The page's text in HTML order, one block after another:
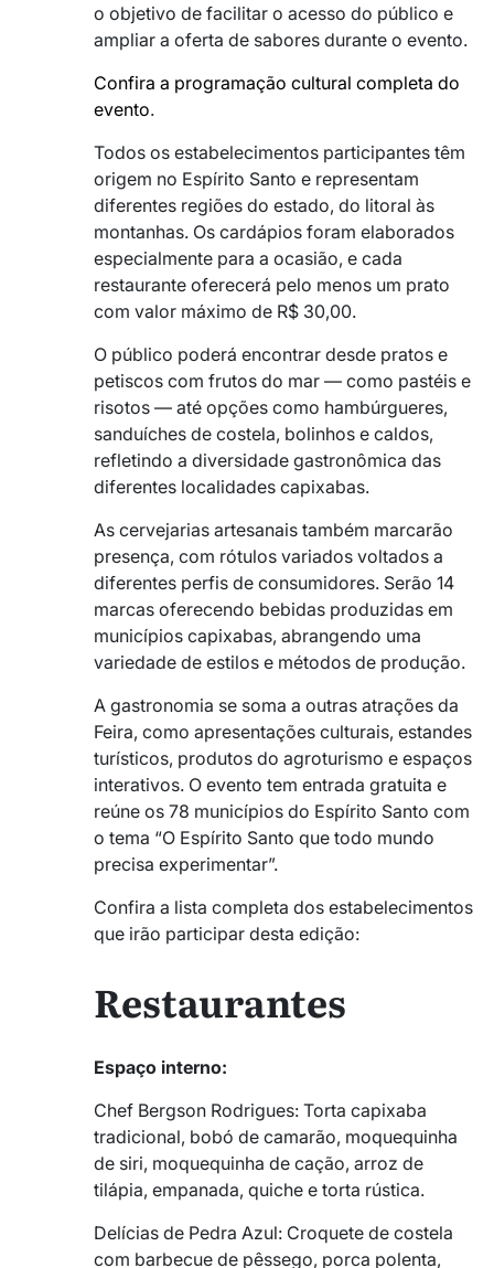
o objetivo de facilitar o acesso do público e
ampliar a oferta de sabores durante o evento.
Confira a programação cultural completa do
evento.
Todos os estabelecimentos participantes têm
origem no Espírito Santo e representam
diferentes regiões do estado, do litoral às
montanhas. Os cardápios foram elaborados
especialmente para a ocasião, e cada
restaurante oferecerá pelo menos um prato
com valor máximo de R$ 30,00.
O público poderá encontrar desde pratos e
petiscos com frutos do mar — como pastéis e
risotos — até opções como hambúrgueres,
sanduíches de costela, bolinhos e caldos,
refletindo a diversidade gastronômica das
diferentes localidades capixabas.
As cervejarias artesanais também marcarão
presença, com rótulos variados voltados a
diferentes perfis de consumidores. Serão 14
marcas oferecendo bebidas produzidas em
municípios capixabas, abrangendo uma
variedade de estilos e métodos de produção.
A gastronomia se soma a outras atrações da
Feira, como apresentações culturais, estandes
turísticos, produtos do agroturismo e espaços
interativos. O evento tem entrada gratuita e
reúne os 78 municípios do Espírito Santo com
o tema “O Espírito Santo que todo mundo
precisa experimentar”.
Confira a lista completa dos estabelecimentos
que irão participar desta edição:
Restaurantes
Espaço interno:
Chef Bergson Rodrigues: Torta capixaba
tradicional, bobó de camarão, moquequinha
de siri, moquequinha de cação, arroz de
tilápia, empanada, quiche e torta rústica.
Delícias de Pedra Azul: Croquete de costela
com barbecue de pêssego, porca polenta,